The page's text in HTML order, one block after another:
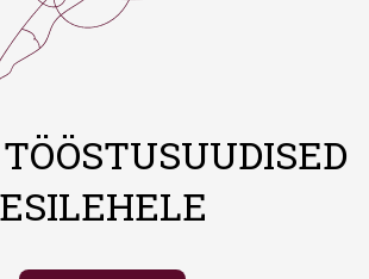
ESILEHELE